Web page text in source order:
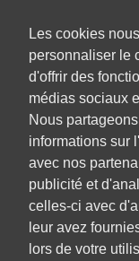
Les cookies
personnaliser le
d'offrir des
médias sociaux
Nous
informations sur
avec nos
publicité et
celles-ci avec
leur avez
lors de votre
Revel